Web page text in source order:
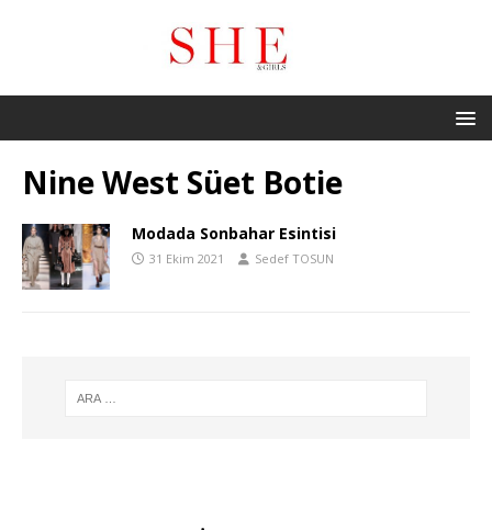
Nine West Süet Botie
Modada Sonbahar Esintisi
31 Ekim 2021 Sedef TOSUN